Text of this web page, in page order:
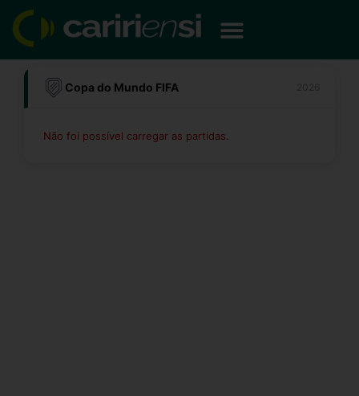
para
conteúdo
Copa do Mundo FIFA
Não foi possível carregar as partidas.